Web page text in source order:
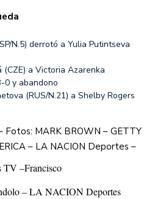
N.5) derrotó a Yulia Putintseva
(CZE) a Victoria Azarenka
0 y abandono
(RUS/N.21) a Shelby Rogers
Fotos: MARK BROWN – GETTY
– LA NACION Deportes –
TV –Francisco
– LA NACION Deportes